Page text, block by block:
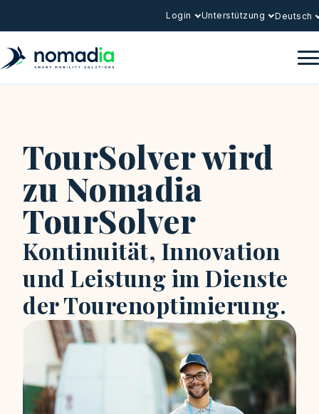
Login Unterstützung Deutsch
TourSolver wird
zu Nomadia
TourSolver
Kontinuität, Innovation
und Leistung im Dienste
der Tourenoptimierung.